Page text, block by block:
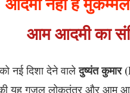
आम आदमी का
नई दिशा देने वालेदुष्यंत कुमार
यह गज़ल लोकतंत्र और आम